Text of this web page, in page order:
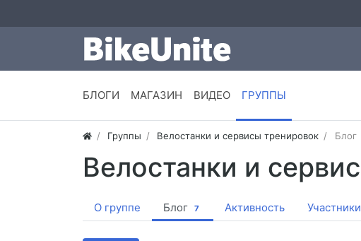
БЛОГИ МАГАЗИН ВИДЕО ГРУППЫ
Группы Велостанки и сервисы тренировок Блог
Велостанки и
О группе Блог 7 Активность Участники